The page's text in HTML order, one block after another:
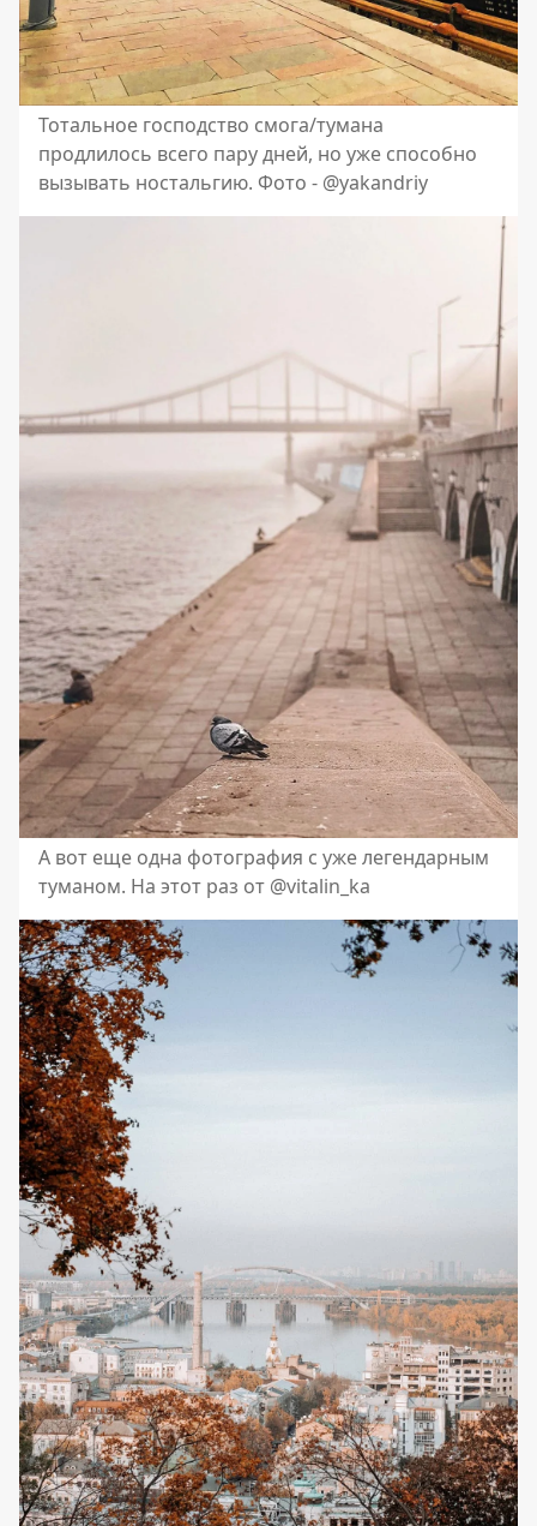
Тотальное господство смога/тумана
продлилось всего пару дней, но уже способно
вызывать ностальгию. Фото - @yakandriy
А вот еще одна фотография с уже легендарным
туманом. На этот раз от @vitalin_ka